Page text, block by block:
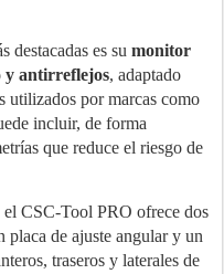
destacadas es su monitor
y antirreflejos, adaptado
utilizados por marcas como
incluir, de forma
que reduce el riesgo de
el CSC-Tool PRO ofrece dos
placa de ajuste angular y un
traseros y laterales de